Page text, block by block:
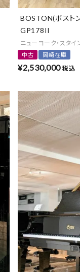
BOSTON(ボスト
GP178II
ニューヨーク・スタ
中古 岡崎在庫
¥2,530,000 税込